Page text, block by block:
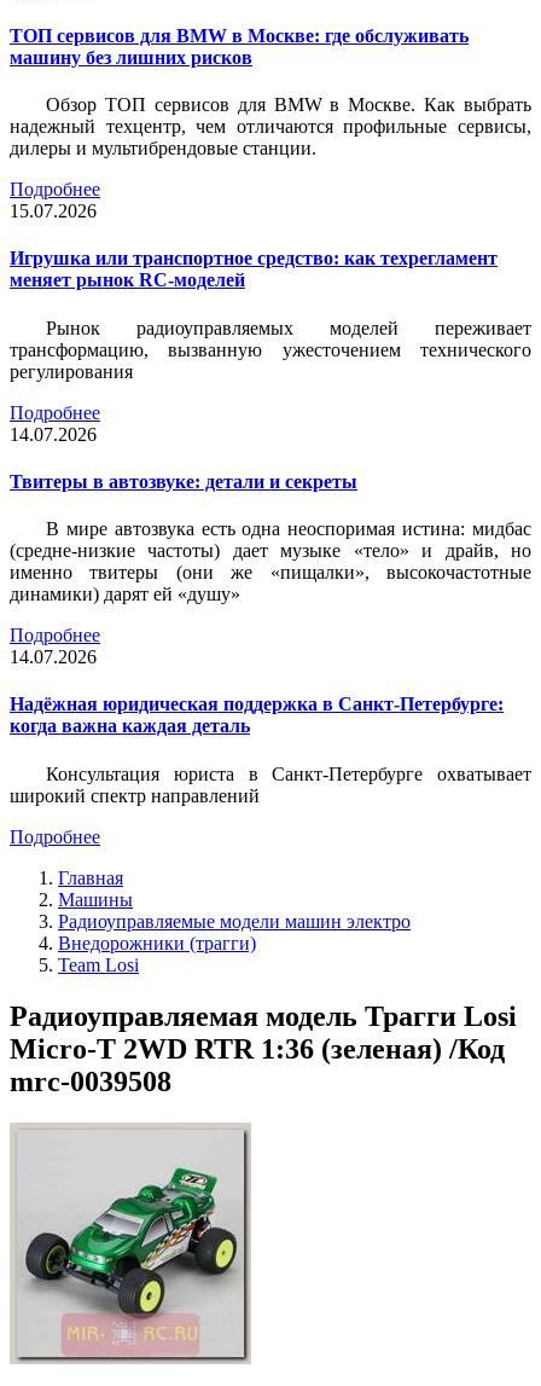
ТОП сервисов для BMW в Москве: где обслуживать
машину без лишних рисков
Обзор ТОП сервисов для BMW в Москве. Как выбрать
надежный техцентр, чем отличаются профильные сервисы,
дилеры и мультибрендовые станции.
Подробнее
15.07.2026
Игрушка или транспортное средство: как техрегламент
меняет рынок RC-моделей
Рынок радиоуправляемых моделей переживает
трансформацию, вызванную ужесточением технического
регулирования
Подробнее
14.07.2026
Твитеры в автозвуке: детали и секреты
В мире автозвука есть одна неоспоримая истина: мидбас
(средне-низкие частоты) дает музыке «тело» и драйв, но
именно твитеры (они же «пищалки», высокочастотные
динамики) дарят ей «душу»
Подробнее
14.07.2026
Надёжная юридическая поддержка в Санкт-Петербурге:
когда важна каждая деталь
Консультация юриста в Санкт-Петербурге охватывает
широкий спектр направлений
Подробнее
Главная
Машины
Радиоуправляемые модели машин электро
Внедорожники (трагги)
Team Losi
Радиоуправляемая модель Трагги Losi
Micro-T 2WD RTR 1:36 (зеленая) /Код
mrc-0039508